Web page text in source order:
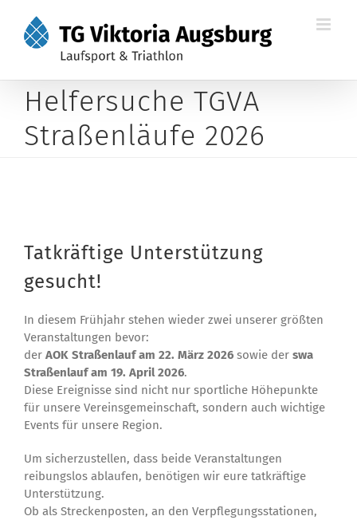
Inhalt
springen
Helfersuche TGVA
Straßenläufe 2026
Tatkräftige Unterstützung
gesucht!
In diesem Frühjahr stehen wieder zwei unserer größten
Veranstaltungen bevor:
der AOK Straßenlauf am 22. März 2026sowie der swa
Straßenlauf am 19. April 2026.
Diese Ereignisse sind nicht nur sportliche Höhepunkte
für unsere Vereinsgemeinschaft, sondern auch wichtige
Events für unsere Region.
Um sicherzustellen, dass beide Veranstaltungen
reibungslos ablaufen, benötigen wir eure tatkräftige
Unterstützung.
Ob als Streckenposten, an den Verpflegungsstationen,